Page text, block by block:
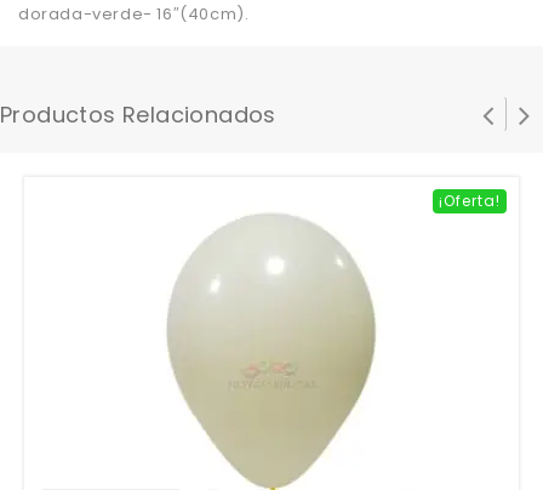
dorada-verde- 16″(40cm).
Productos Relacionados
¡Oferta!